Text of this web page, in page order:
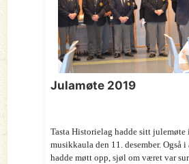
Julamøte 2019
Tasta Historielag hadde sitt julemøte
musikkaula den 11. desember. Også
hadde møtt opp, sjøl om været var